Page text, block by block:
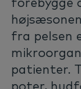
fra pelsen
patienter.